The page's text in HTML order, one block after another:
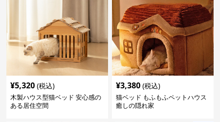
¥5,320 (税込)
木製ハウス型猫ベッド 安心感の
ある居住空間
¥3,380 (税込)
猫ベッド もふもふペットハウス
癒しの隠れ家